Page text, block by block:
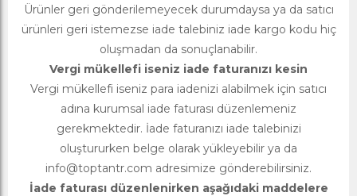
Ürünler geri gönderilemeyecek durumdaysa ya da satıcı
ürünleri geri istemezse iade talebiniz iade kargo kodu hiç
oluşmadan da sonuçlanabilir.
Vergi mükellefi iseniz iade faturanızı kesin
Vergi mükellefi iseniz para iadenizi alabilmek için satıcı
adına kurumsal iade faturası düzenlemeniz
gerekmektedir. İade faturanızı iade talebinizi
oluştururken belge olarak yükleyebilir ya da
info@toptantr.com adresimize gönderebilirsiniz.
İade faturası düzenlenirken aşağıdaki maddelere